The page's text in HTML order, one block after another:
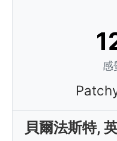
感
貝爾法斯特,